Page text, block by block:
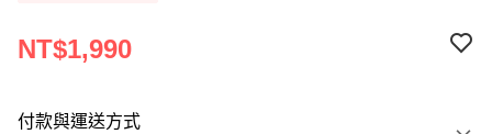
NT$1,990
付款與運送方式